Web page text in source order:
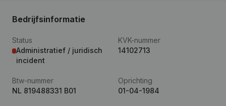
Bedrijfsinformatie
Status
Administratief / juridisch
incident
KVK-nummer
14102713
Btw-nummer
NL 819488331 B01
Oprichting
01-04-1984